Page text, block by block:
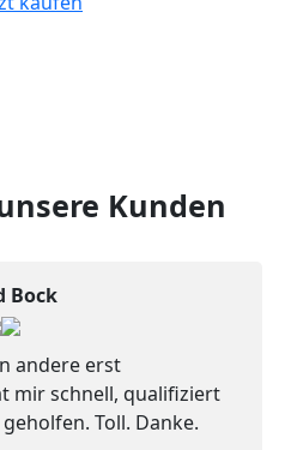
Kunden
Bock
andere erst
mir schnell, qualifiziert
Toll. Danke.